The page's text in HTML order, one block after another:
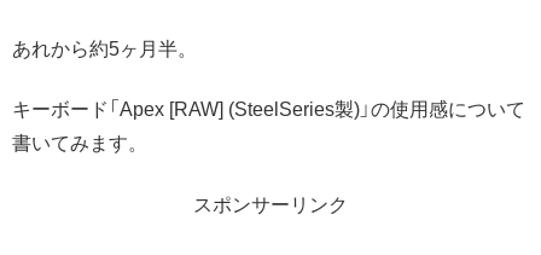
あれから約5ヶ月半。
キーボード「Apex [RAW] (SteelSeries製)」の使用感について
書いてみます。
スポンサーリンク